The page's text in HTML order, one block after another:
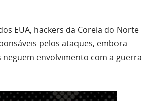
EUA, hackers da Coreia do Norte
pelos ataques, embora
neguem envolvimento com a guerra